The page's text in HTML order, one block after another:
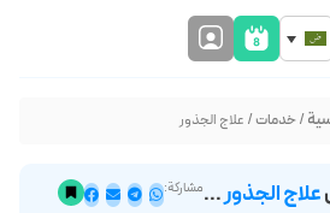
/خدمات/ علاج الجذور
علاج الجذور...مشاركة: